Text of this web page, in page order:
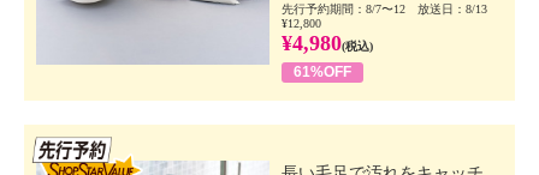
先行予約期間：8/7〜12 放送日：8/13
¥12,800
¥4,980(税込)
61%OFF